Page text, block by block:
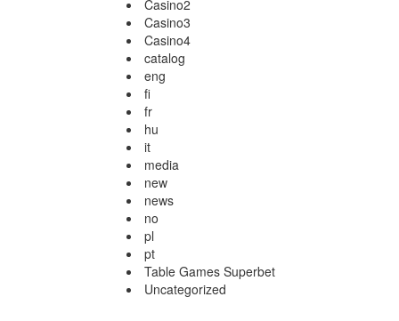
Casino2
Casino3
Casino4
catalog
eng
fi
fr
hu
it
media
new
news
no
pl
pt
Table Games Superbet
Uncategorized